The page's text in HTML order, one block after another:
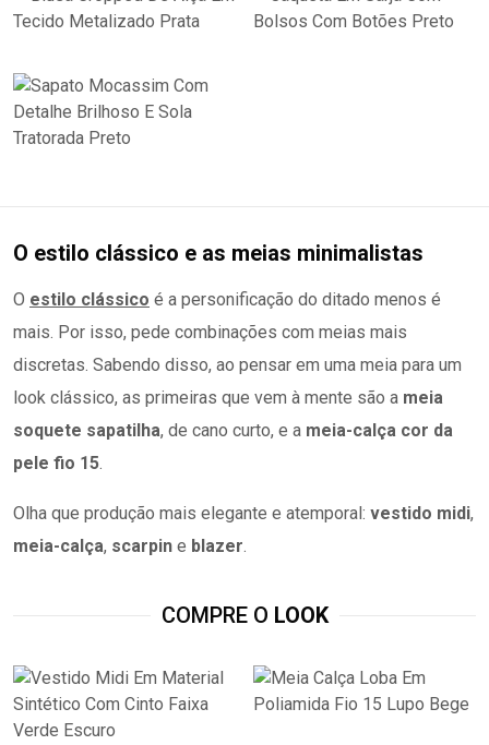
O estilo clássico e as meias minimalistas
O estilo clássico é a personificação do ditado menos é
mais. Por isso, pede combinações com meias mais
discretas. Sabendo disso, ao pensar em uma meia para um
look clássico, as primeiras que vem à mente são a meia
soquete sapatilha, de cano curto, e a meia-calça cor da
pele fio 15
Olha que produção mais elegante e atemporal: vestido midi,
meia-calça, scarpin e blazer
COMPRE O LOOK